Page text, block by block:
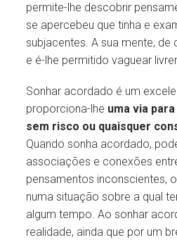
permite-lhe descobrir
se apercebeu que tinha e
subjacentes. A sua mente, de
e é-lhe permitido vaguear
Sonhar acordado é um
proporciona-lhe uma via
sem risco ou quaisquer
Quando sonha acordado,
associações e conexões
pensamentos inconscientes,
numa situação sobre a qual
algum tempo. Ao sonhar
realidade, ainda que por um